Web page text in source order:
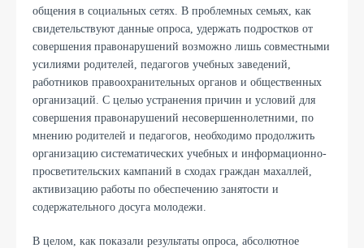
общения в социальных сетях. В проблемных семьях, как
свидетельствуют данные опроса, удержать подростков от
совершения правонарушений возможно лишь совместными
усилиями родителей, педагогов учебных заведений,
работников правоохранительных органов и общественных
организаций. С целью устранения причин и условий для
совершения правонарушений несовершеннолетними, по
мнению родителей и педагогов, необходимо продолжить
организацию систематических учебных и информационно-
просветительских кампаний в сходах граждан махаллей,
активизацию работы по обеспечению занятости и
содержательного досуга молодежи.
В целом, как показали результаты опроса, абсолютное